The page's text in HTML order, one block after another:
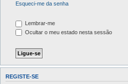
Esqueci-me da senha
Lembrar-me
Ocultar o meu estado nesta sessão
REGISTE-SE